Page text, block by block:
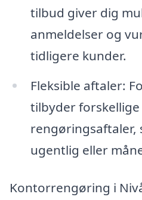
tilbud giver dig
anmeldelser og
tidligere kunder.
Fleksible aftaler:
tilbyder
rengøringsaftaler,
ugentlig eller
Kontorrengøring i